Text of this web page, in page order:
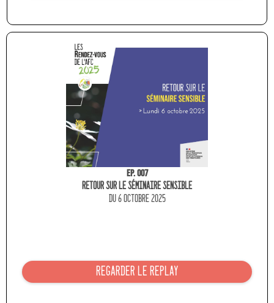
Ep. 007
Retour sur le séminaire sensible
du 6 octobre 2025
REGARDER LE REPLAY